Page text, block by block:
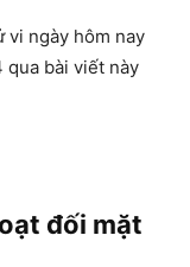
vi ngày hôm nay
qua bài viết này
đối mặt